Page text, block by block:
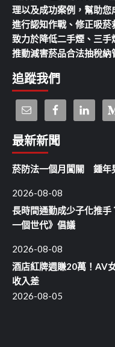
理以及成功案例，幫助
進行認知作戰、修正吸菸
致力於降低二手煙、三手
推動減害菸品合法抽稅納
追蹤我們
最新新聞
菸防法一個月闖關 鍾年
2026-08-08
長時間通勤成少子化推
一個世代》倡議
2026-08-08
酒店紅牌週賺20萬！AV
收入差
2026-08-05